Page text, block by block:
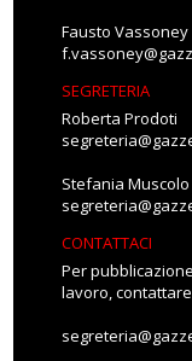
Fausto Vassoney
SEGRETERIA
Roberta Prodoti
Stefania Muscolo
CONTATTACI
Per
lavoro,